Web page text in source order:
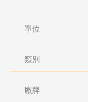
單位
類別
廠牌